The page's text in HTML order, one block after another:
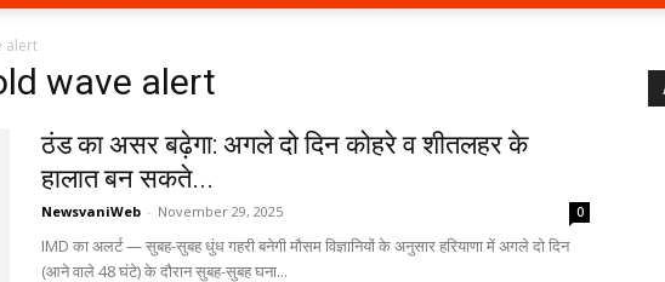
alert
wave alert
ठंड का असर बढ़ेगा: अगले दो दिन कोहरे व शीतलहर के
हालात बन सकते...
NewsvaniWeb - November 29, 2025 0
IMD का अलर्ट — सुबह-सुबह धुंध गहरी बनेगी मौसम विज्ञानियों के अनुसार हरियाणा में अगले दो दिन
(आने वाले 48 घंटे) के दौरान सुबह-सुबह घना...